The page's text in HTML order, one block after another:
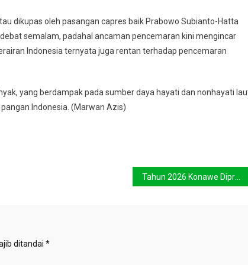
dikupas oleh pasangan capres baik Prabowo Subianto-Hatta
semalam, padahal ancaman pencemaran kini mengincar
Indonesia ternyata juga rentan terhadap pencemaran
yang berdampak pada sumber daya hayati dan nonhayati
Indonesia. (Marwan Azis)
ditandai *